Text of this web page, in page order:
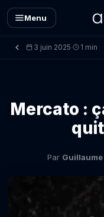
Menu
3 juin 2025· 1 min
Mercato :
Par Guillaume